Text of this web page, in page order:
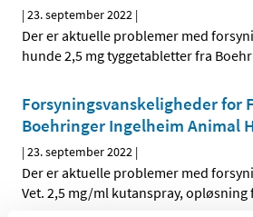
|23. september 2022 |
Der er aktuelle problemer med
hunde 2,5 mg tyggetabletter fra
Forsyningsvanskeligheder for
Boehringer Ingelheim Animal
|23. september 2022 |
Der er aktuelle problemer med
Vet. 2,5 mg/ml kutanspray, opløsning